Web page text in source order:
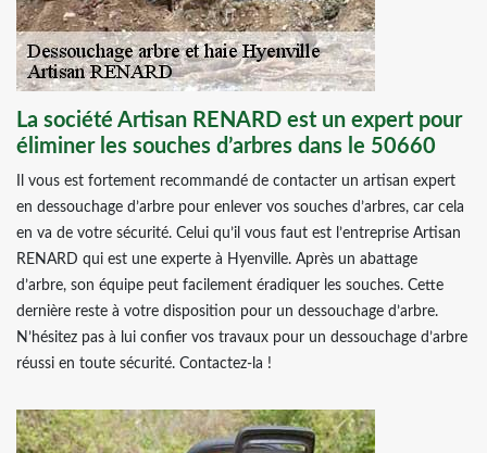
La société Artisan RENARD est un expert pour
éliminer les souches d’arbres dans le 50660
Il vous est fortement recommandé de contacter un artisan expert
en dessouchage d’arbre pour enlever vos souches d’arbres, car cela
en va de votre sécurité. Celui qu’il vous faut est l’entreprise Artisan
RENARD qui est une experte à Hyenville. Après un abattage
d’arbre, son équipe peut facilement éradiquer les souches. Cette
dernière reste à votre disposition pour un dessouchage d’arbre.
N’hésitez pas à lui confier vos travaux pour un dessouchage d’arbre
réussi en toute sécurité. Contactez-la !